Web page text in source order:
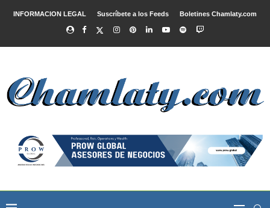
INFORMACION LEGAL Suscríbete a los Feeds Boletines Chamlaty.com